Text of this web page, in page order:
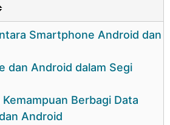
Smartphone Android dan
dan Android dalam Segi
Berbagi Data
Android